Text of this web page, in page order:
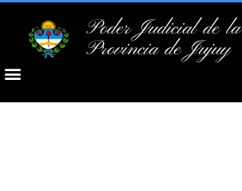
Poder Judicial de la
Provincia de Jujuy